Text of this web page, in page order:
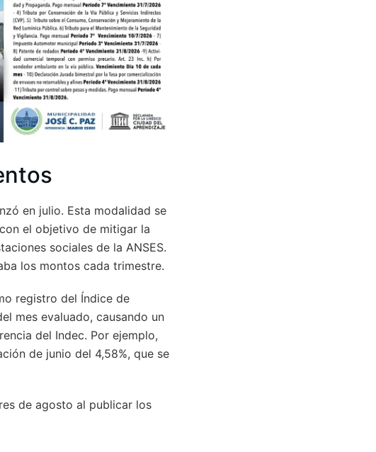
en julio. Esta modalidad se
el objetivo de mitigar la
sociales de la ANSES.
los montos cada trimestre.
registro del Índice de
mes evaluado, causando un
del Indec. Por ejemplo,
de junio del 4,58%, que se
de agosto al publicar los